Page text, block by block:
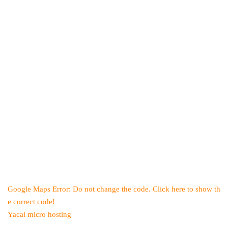
Google Maps Error: Do not change the code. Click here to show th
e correct code!
Yacal micro hosting